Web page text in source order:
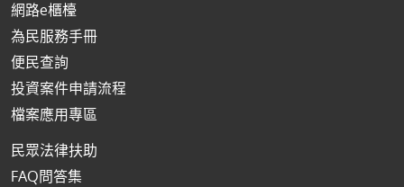
網路e櫃檯
為民服務手冊
便民查詢
投資案件申請流程
檔案應用專區
民眾法律扶助
FAQ問答集